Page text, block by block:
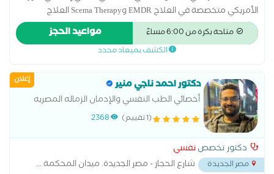
الأمريكي متخصصة في العلاج EMDR وScema Therapy العلاج
بالمخططات المعرفية والعلاج النفسي السلوكي والسلوكي المعرفي
و DBT ماجستير مهني في الصحة النفسية المتكاملة # اخصائي
تعديل سلوك وتنمية مهارات للأطفال والمراهقين #مدربة معتمدة
#عضو التحالف العربي لخبراء العلاج النفسي #مدرب معتمد من
شركة تميز للتطوير والتدريب المؤسسي # دبلوم صعوبات التعلم
وتعديل وإدارة السلوك # دبلوم الإرشاد الأسري والنفسي # دبلوم
إعداد مدرب نفسي للأطفال # دبلوم التربية الخاصة # دبلوم
المقاييس النفسية # دبلوم علم النفس الإكلينكي #ماجستير مهني
في الصحة النفسية #دكتوراه مهنية في إدارة الموارد البشرية
متاحة بكرة من 6:00 مساءً مواعيد الحجز
الكشف بميعاد محدد
إعلان دكتور احمد ناجي منير
أخصائي الطب النفسي والإدمان الزماله المصريه
للطب النفسي والإدمان
(1 تقييم) 2368
دكتور تخصصنفسي
مصر الجديدة شارع الحجاز - مصر الجديدة. ميدان المحكمة...